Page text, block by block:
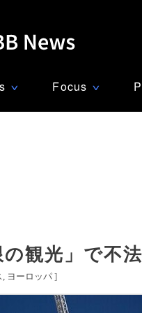
∨ Focus ∨
観光」で不
ヨーロッパ ]